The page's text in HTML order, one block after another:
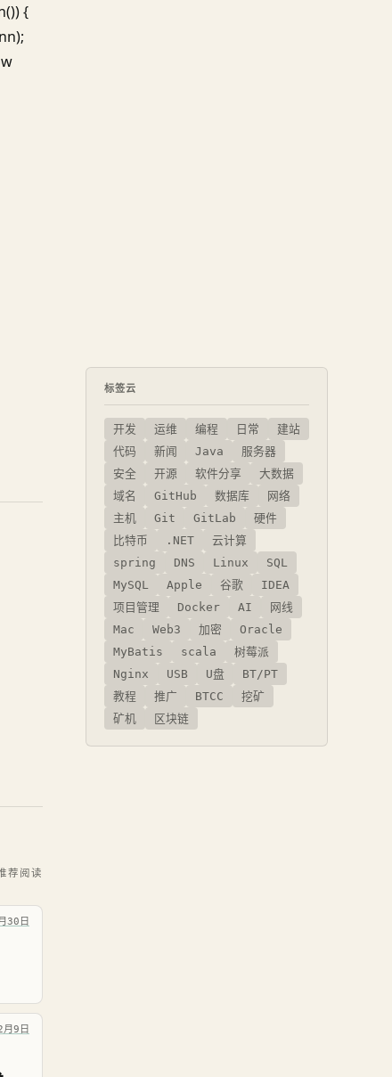
{
荐阅读
30日
9日
标签云
开发 运维 编程 日常
建站
代码
新闻 Java
服务器
安全
开源 软件分享
大数据
域名
GitHub 数据库
网络
主机
Git GitLab
硬件
比特币
.NET
云计算
spring
DNS Linux
SQL
MySQL
Apple 谷歌
IDEA
项目管理
Docker AI
网线
Mac
Web3 加密
Oracle
MyBatis
scala
树莓派
Nginx
USB U盘
BT/PT
教程
推广 BTCC
挖矿
矿机
区块链